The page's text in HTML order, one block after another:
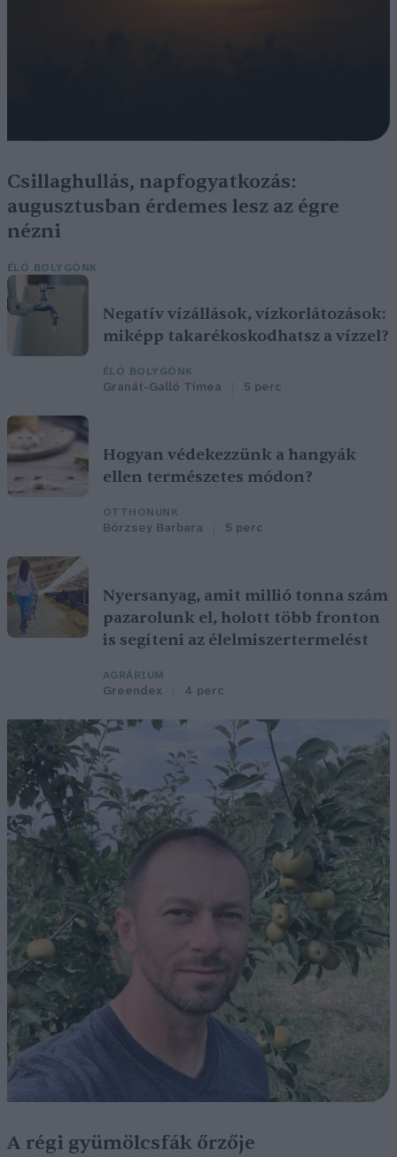
Csillaghullás, napfogyatkozás:
augusztusban érdemes lesz az égre
nézni
ÉLŐ BOLYGÓNK
Negatív vízállások, vízkorlátozások:
miképp takarékoskodhatsz a vízzel?
ÉLŐ BOLYGÓNK
Granát-Galló Tímea 5 perc
Hogyan védekezzünk a hangyák
ellen természetes módon?
OTTHONUNK
Börzsey Barbara 5 perc
Nyersanyag, amit millió tonna szám
pazarolunk el, holott több fronton
is segíteni az élelmiszertermelést
AGRÁRIUM
Greendex 4 perc
A régi gyümölcsfák őrzője